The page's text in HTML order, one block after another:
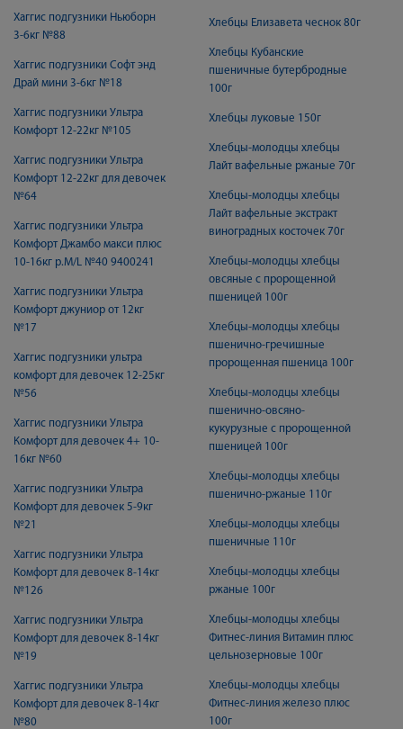
Хаггис подгузники Ньюборн
3-6кг №88
Хаггис подгузники Софт энд
Драй мини 3-6кг №18
Хаггис подгузники Ультра
Комфорт 12-22кг №105
Хаггис подгузники Ультра
Комфорт 12-22кг для девочек
№64
Хаггис подгузники Ультра
Комфорт Джамбо макси плюс
10-16кг р.M/L №40 9400241
Хаггис подгузники Ультра
Комфорт джуниор от 12кг
№17
Хаггис подгузники ультра
комфорт для девочек 12-25кг
№56
Хаггис подгузники Ультра
Комфорт для девочек 4+ 10-
16кг №60
Хаггис подгузники Ультра
Комфорт для девочек 5-9кг
№21
Хаггис подгузники Ультра
Комфорт для девочек 8-14кг
№126
Хаггис подгузники Ультра
Комфорт для девочек 8-14кг
№19
Хаггис подгузники Ультра
Комфорт для девочек 8-14кг
№80
Хлебцы Елизавета чеснок 80г
Хлебцы Кубанские
пшеничные бутербродные
100г
Хлебцы луковые 150г
Хлебцы-молодцы хлебцы
Лайт вафельные ржаные 70г
Хлебцы-молодцы хлебцы
Лайт вафельные экстракт
виноградных косточек 70г
Хлебцы-молодцы хлебцы
овсяные с пророщенной
пшеницей 100г
Хлебцы-молодцы хлебцы
пшенично-гречишные
пророщенная пшеница 100г
Хлебцы-молодцы хлебцы
пшенично-овсяно-
кукурузные с пророщенной
пшеницей 100г
Хлебцы-молодцы хлебцы
пшенично-ржаные 110г
Хлебцы-молодцы хлебцы
пшеничные 110г
Хлебцы-молодцы хлебцы
ржаные 100г
Хлебцы-молодцы хлебцы
Фитнес-линия Витамин плюс
цельнозерновые 100г
Хлебцы-молодцы хлебцы
Фитнес-линия железо плюс
100г